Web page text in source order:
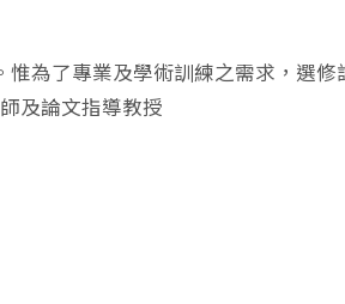
為了專業及學術訓練之需求，選
及論文指導教授